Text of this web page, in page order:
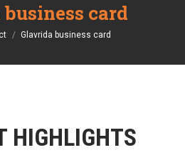
card
Glavrida business card
HIGHLIGHTS